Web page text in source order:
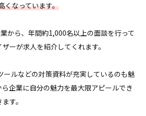
くなっています。
から、年間約1,000名以上の面談を行って
ーが求人を紹介してくれます。
ールなどの対策資料が充実しているのも魅
企業に自分の魅力を最大限アピールでき
す。